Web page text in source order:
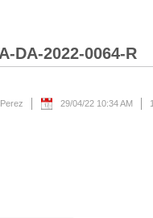
DA-2022-0064-R
29/04/22 10:34 AM